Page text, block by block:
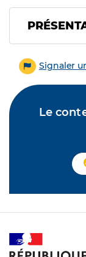
Signaler
Le